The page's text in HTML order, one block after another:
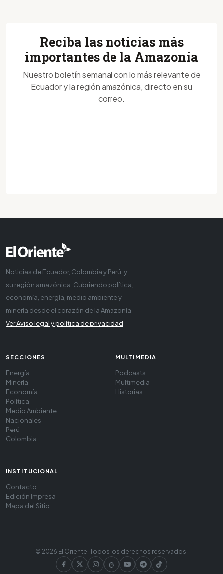
Reciba las noticias más
importantes de la Amazonía
Nuestro boletín semanal con lo más relevante de
Ecuador y la región amazónica, directo en su
correo.
Noticias de Ecuador, Colombia y Perú, y
su región amazónica. Cubriendo política,
economía, energía, medio ambiente y
minería desde el corazón de la Amazonía
Ver Aviso legal y política de privacidad
SECCIONES
Energía
Minería
Economía
Política
Medio Ambiente
Nacionales
Perú
Colombia
MULTIMEDIA
Podcasts
Multimedia
Historias
INSTITUCIONAL
Contacto
Edición Impresa
Mapa del Sitio
© 2026 El Oriente. Todos los derechos reservados.